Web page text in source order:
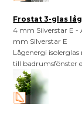
Frostat 3-glas
4 mm Silverstar E
mm Silverstar E
Lågenergi
till badrumsfönster